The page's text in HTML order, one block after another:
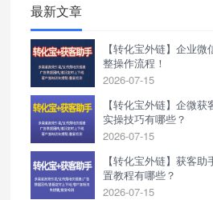
最新文章
【转化宝外链】企业
整操作流程！
2026-07-15
【转化宝外链】企微
实操技巧有哪些？
2026-07-15
【转化宝外链】获客
置教程有哪些？
2026-07-15